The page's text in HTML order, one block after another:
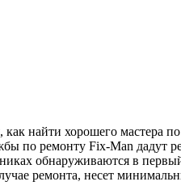
найти хорошего мастера
по ремонту Fix-Man дадут
обнаруживаются в
ремонта, несет